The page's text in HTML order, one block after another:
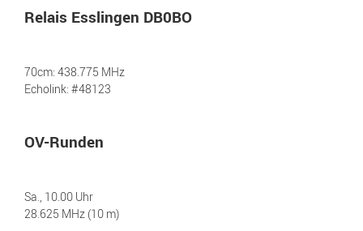
Relais Esslingen DB0BO
70cm: 438.775 MHz
Echolink: #48123
OV-Runden
Sa., 10.00 Uhr
28.625 MHz (10 m)